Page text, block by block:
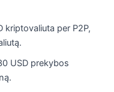
kriptovaliuta per P2P,
USD prekybos